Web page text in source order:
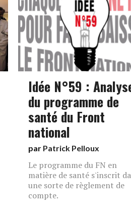
Idée N°59 :
du programme de
santé du Front
national
par Patrick Pelloux
Le programme du FN en
matière de santé s'inscrit
une sorte de règlement de
compte.